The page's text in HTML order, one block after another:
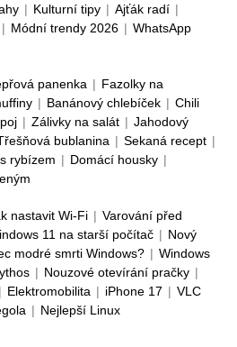
| Kulturní tipy | Ajťák radí |
| Módní trendy 2026 | WhatsApp
panenka | Fazolky na
| Banánový chlebíček | Chili
| Zálivky na salát | Jahodový
bublanina | Sekaná recept |
rybízem | Domácí housky |
nastavit Wi-Fi | Varování před
11 na starší počítač | Nový
modré smrti Windows? | Windows
| Nouzové otevírání pračky |
| Elektromobilita | iPhone 17 | VLC
| Nejlepší Linux